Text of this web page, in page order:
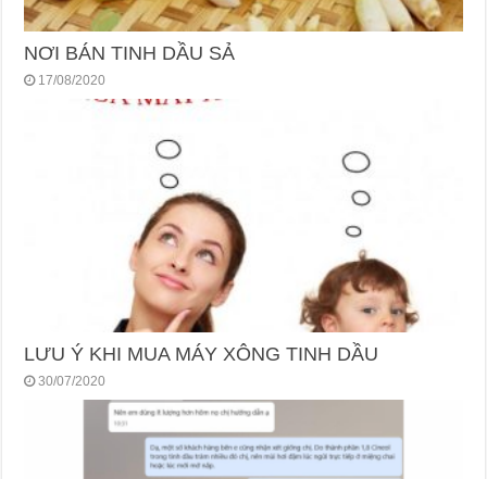
NƠI BÁN TINH DẦU SẢ
17/08/2020
LƯU Ý KHI MUA MÁY XÔNG TINH DẦU
30/07/2020